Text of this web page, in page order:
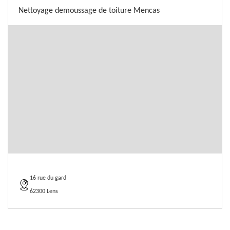
Nettoyage demoussage de toiture Mencas
16 rue du gard
62300 Lens